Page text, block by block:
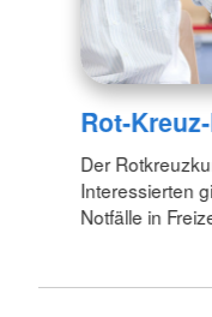
Rot-
Der
Interessierten
Notfälle in